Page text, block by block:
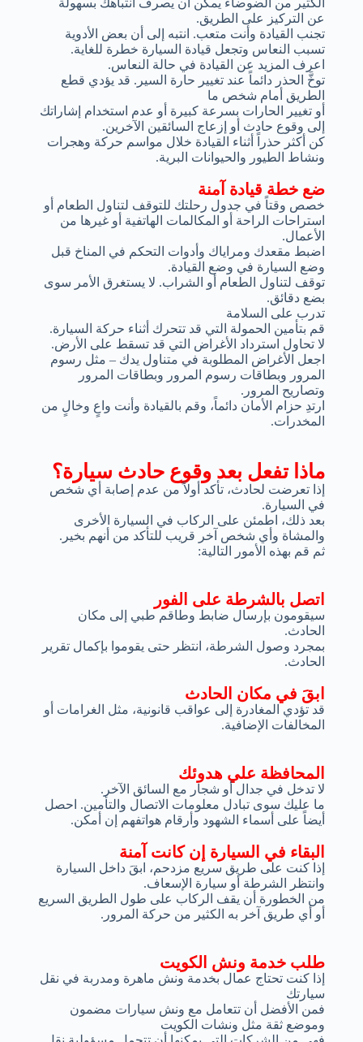
ضع خطة قيادة آمنة
خصص وقتاً في جدول رحلتك للتوقف لتناول الطعام أو
استراحات الراحة أو المكالمات الهاتفية أو غيرها من
الأعمال.
اضبط مقعدك ومراياك وأدوات التحكم في المناخ قبل
وضع السيارة في وضع القيادة.
توقف لتناول الطعام أو الشراب. لا يستغرق الأمر سوى
بضع دقائق.
تدرب على السلامة
قم بتأمين الحمولة التي قد تتحرك أثناء حركة السيارة.
لا تحاول استرداد الأغراض التي قد تسقط على الأرض.
اجعل الأغراض المطلوبة في متناول يدك – مثل رسوم
المرور وبطاقات رسوم المرور وبطاقات المرور
وتصاريح المرور.
ارتدِ حزام الأمان دائماً، وقم بالقيادة وأنت واعٍ وخالٍ من
المخدرات.
الكثير من الضوضاء يمكن أن يصرف انتباهك بسهولة
عن التركيز على الطريق.
تجنب القيادة وأنت متعب. انتبه إلى أن بعض الأدوية
تسبب النعاس وتجعل قيادة السيارة خطرة للغاية.
اعرف المزيد عن القيادة في حالة النعاس.
توخَّ الحذر دائماً عند تغيير حارة السير. قد يؤدي قطع
الطريق أمام شخص ما
أو تغيير الحارات بسرعة كبيرة أو عدم استخدام إشاراتك
إلى وقوع حادث أو إزعاج السائقين الآخرين.
كن أكثر حذراً أثناء القيادة خلال مواسم حركة وهجرات
ونشاط الطيور والحيوانات البرية.
ماذا تفعل بعد وقوع حادث سيارة؟
إذا تعرضت لحادث، تأكد أولاً من عدم إصابة أي شخص
في السيارة.
بعد ذلك، اطمئن على الركاب في السيارة الأخرى
والمشاة وأي شخص آخر قريب للتأكد من أنهم بخير.
ثم قم بهذه الأمور التالية:
ابقَ في مكان الحادث
قد تؤدي المغادرة إلى عواقب قانونية، مثل الغرامات أو
المخالفات الإضافية.
اتصل بالشرطة على الفور
سيقومون بإرسال ضابط وطاقم طبي إلى مكان
الحادث.
بمجرد وصول الشرطة، انتظر حتى يقوموا بإكمال تقرير
الحادث.
البقاء في السيارة إن كانت آمنة
إذا كنت على طريق سريع مزدحم، ابقَ داخل السيارة
وانتظر الشرطة أو سيارة الإسعاف.
من الخطورة أن يقف الركاب على طول الطريق السريع
أو أي طريق آخر به الكثير من حركة المرور.
المحافظة علي هدوئك
لا تدخل في جدال أو شجار مع السائق الآخر.
ما عليك سوى تبادل معلومات الاتصال والتأمين. احصل
أيضاً على أسماء الشهود وأرقام هواتفهم إن أمكن.
طلب خدمة ونش الكويت
إذا كنت تحتاج عمال بخدمة ونش ماهرة ومدربة في نقل
سيارتك
فمن الأفضل أن تتعامل مع ونش سيارات مضمون
وموضع ثقة مثل ونشات الكويت